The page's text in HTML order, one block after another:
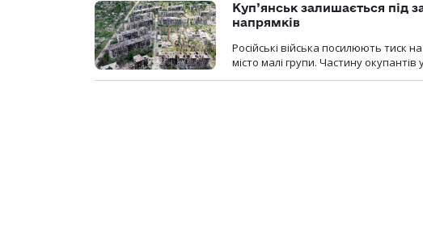
Куп’янськ залишається під
напрямків
Російські війська посилюють тиск
місто малі групи. Частину